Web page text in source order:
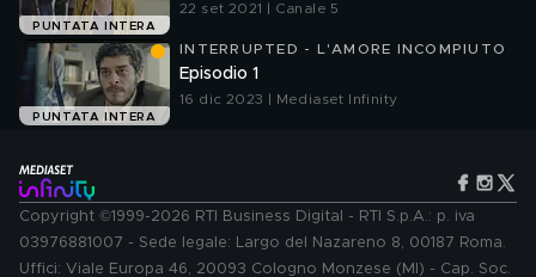
PUNTATA INTERA
22 set 2021 | Canale 5
PUNTATA INTERA
INTERRUPTED - L'AMORE INCOMPIUTO
Episodio 1
16 dic 2023 | Mediaset Infinity
Copyright ©1999-2026 RTI Business Digital - RTI S.p.A.: p. iva
03976881007 - Sede legale: Largo del Nazareno 8, 00187 Roma.
Uffici: Viale Europa 46, 20093 Cologno Monzese (MI) - Cap. Soc.